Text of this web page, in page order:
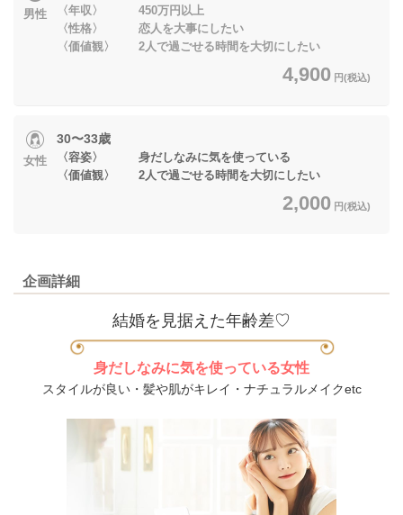
男性
〈年収〉 450万円以上
〈性格〉 恋人を大事にしたい
〈価値観〉 2人で過ごせる時間を大切にしたい
4,900 円(税込)
女性
30〜33歳
〈容姿〉 身だしなみに気を使っている
〈価値観〉 2人で過ごせる時間を大切にしたい
2,000 円(税込)
企画詳細
結婚を見据えた年齢差♡
身だしなみに気を使っている女性
スタイルが良い・髪や肌がキレイ・ナチュラルメイクetc